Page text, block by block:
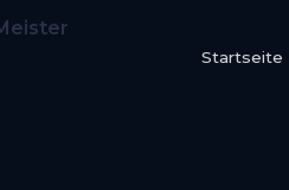
Startseite